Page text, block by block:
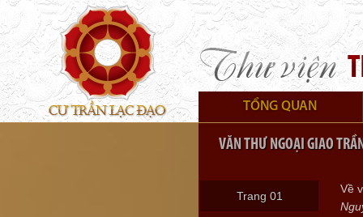
TỔNG QUAN
VĂN THƯ NGOẠI GIAO
Về
Trang 01